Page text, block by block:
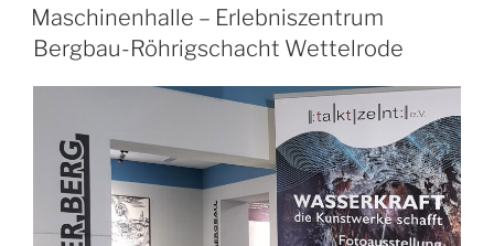
AM
Maschinenhalle – Erlebniszentrum
Bergbau-Röhrigschacht Wettelrode